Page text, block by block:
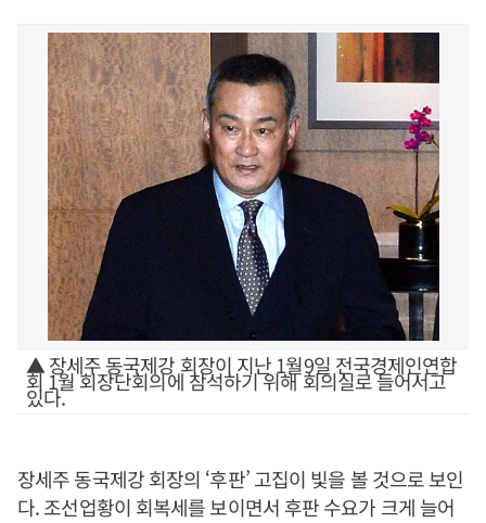
▲ 장세주 동국제강 회장이 지난 1월9일 전국경제인연합
회 1월 회장단회의에 참석하기 위해 회의실로 들어서고
있다.
장세주 동국제강 회장의 ‘후판’ 고집이 빛을 볼 것으로 보인
다. 조선업황이 회복세를 보이면서 후판 수요가 크게 늘어